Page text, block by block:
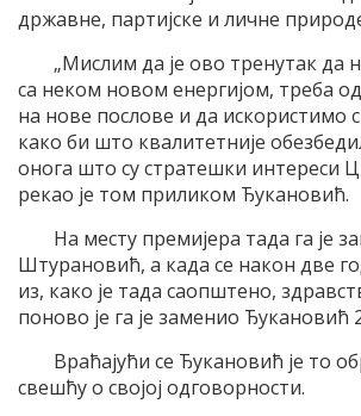
државне, партијске и личне
„Мислим да је ово тренутак да
са неком новом енергијом, треба
на нове послове и да искористимо
како би што квалитетније
онога што су стратешки интереси
рекао је том приликом Ђукановић.
На месту премијера тада га је
Штурановић, а када се након две
из, како је тада саопштено,
поново је га је заменио Ђукановић
Враћајући се Ђукановић је то
свешћу о својој одговорности.